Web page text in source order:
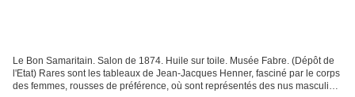
Le Bon Samaritain. Salon de 1874. Huile sur toile. Musée Fabre. (Dépôt de
l'Etat) Rares sont les tableaux de Jean-Jacques Henner, fasciné par le corps
des femmes, rousses de préférence, où sont représentés des nus masculins.